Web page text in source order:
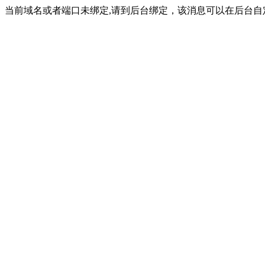
当前域名或者端口未绑定,请到后台绑定，该消息可以在后台自